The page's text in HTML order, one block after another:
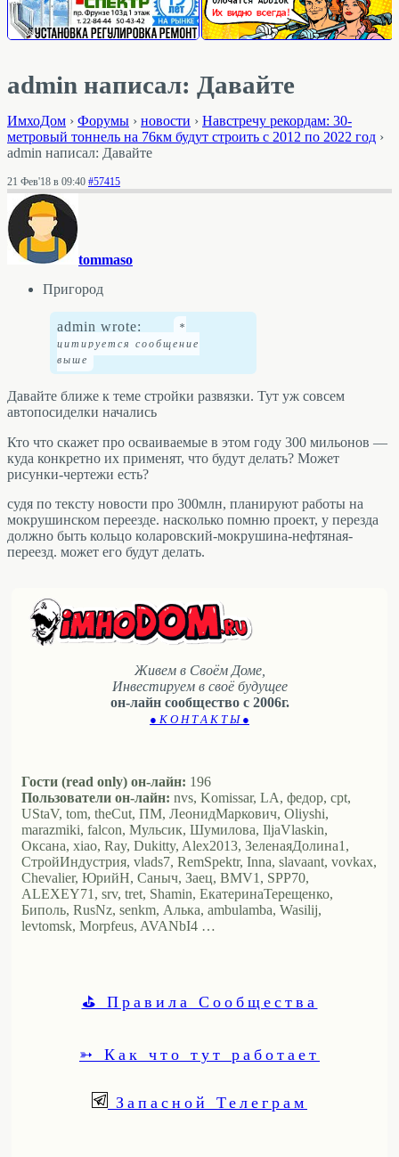
admin написал: Давайте
ИмхоДом › Форумы › новости › Навстречу рекордам: 30-
метровый тоннель на 76км будут строить с 2012 по 2022 год ›
admin написал: Давайте
21 Фев'18 в 09:40 #57415
tommaso
Пригород
admin wrote:
Давайте ближе к теме стройки развязки. Тут уж совсем
автопосиделки начались
Кто что скажет про осваиваемые в этом году 300 мильонов —
куда конкретно их применят, что будут делать? Может
рисунки-чертежи есть?
судя по тексту новости про 300млн, планируют работы на
мокрушинском переезде. насколько помню проект, у перезда
должно быть кольцо коларовский-мокрушина-нефтяная-
переезд. может его будут делать.
Живем в Своём Доме,
Инвестируем в своё будущее
он-лайн сообщество с 2006г.
● К О Н Т А К Т Ы ●
Гости (read only) он-лайн: 196
Пользователи он-лайн: nvs, Komissar, LA, федор, cpt,
UStaV, tom, theCut, ПМ, ЛеонидМаркович, Oliyshi,
marazmiki, falcon, Мульсик, Шумилова, IljaVlaskin,
Оксана, xiao, Ray, Dukitty, Alex2013, ЗеленаяДолина1,
СтройИндустрия, vlads7, RemSpektr, Inna, slavaant, vovkax,
Chevalier, ЮрийН, Саныч, Заец, BMV1, SPP70,
ALEXEY71, srv, tret, Shamin, ЕкатеринаТерещенко,
Биполь, RusNz, senkm, Алька, ambulamba, Wasilij,
levtomsk, Morpfeus, AVANbI4 …
⛳ Правила Сообщества
➳ Как что тут работает
Запасной Телеграм